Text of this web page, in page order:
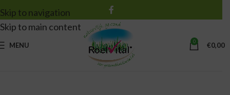
Skip to navigation
Skip to main content
MENU 0 €0,00